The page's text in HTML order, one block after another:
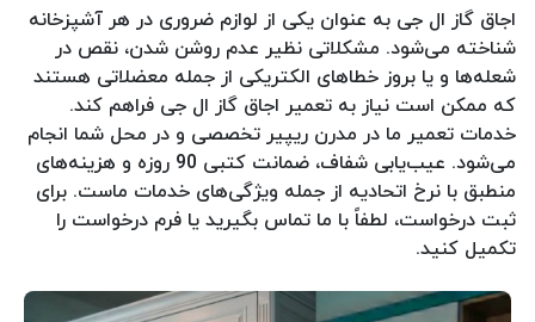
اجاق گاز ال جی به عنوان یکی از لوازم ضروری در هر آشپزخانه
شناخته می‌شود. مشکلاتی نظیر عدم روشن شدن، نقص در
شعله‌ها و یا بروز خطاهای الکتریکی از جمله معضلاتی هستند
که ممکن است نیاز به تعمیر اجاق گاز ال جی فراهم کند.
خدمات تعمیر ما در مدرن ریپیر تخصصی و در محل شما انجام
می‌شود. عیب‌یابی شفاف، ضمانت کتبی 90 روزه و هزینه‌های
منطبق با نرخ اتحادیه از جمله ویژگی‌های خدمات ماست. برای
ثبت درخواست، لطفاً با ما تماس بگیرید یا فرم درخواست را
تکمیل کنید.